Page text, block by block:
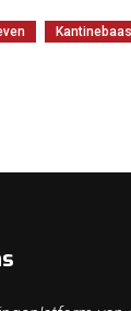
Kantinebaas